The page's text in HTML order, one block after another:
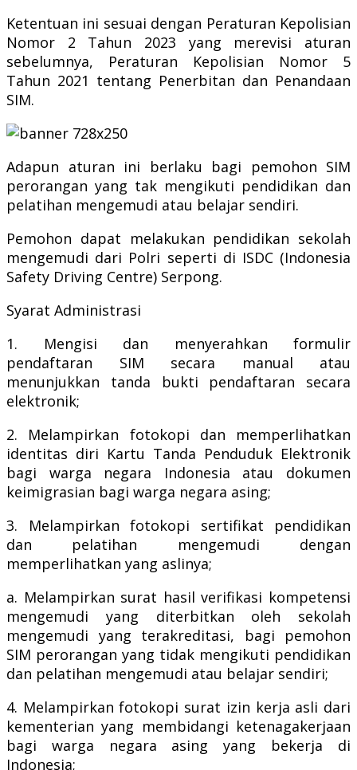
Ketentuan ini sesuai dengan Peraturan Kepolisian
Nomor 2 Tahun 2023 yang merevisi aturan
sebelumnya, Peraturan Kepolisian Nomor 5
Tahun 2021 tentang Penerbitan dan Penandaan
SIM.
Adapun aturan ini berlaku bagi pemohon SIM
perorangan yang tak mengikuti pendidikan dan
pelatihan mengemudi atau belajar sendiri.
Pemohon dapat melakukan pendidikan sekolah
mengemudi dari Polri seperti di ISDC (Indonesia
Safety Driving Centre) Serpong.
Syarat Administrasi
1. Mengisi dan menyerahkan formulir
pendaftaran SIM secara manual atau
menunjukkan tanda bukti pendaftaran secara
elektronik;
2. Melampirkan fotokopi dan memperlihatkan
identitas diri Kartu Tanda Penduduk Elektronik
bagi warga negara Indonesia atau dokumen
keimigrasian bagi warga negara asing;
3. Melampirkan fotokopi sertifikat pendidikan
dan pelatihan mengemudi dengan
memperlihatkan yang aslinya;
a. Melampirkan surat hasil verifikasi kompetensi
mengemudi yang diterbitkan oleh sekolah
mengemudi yang terakreditasi, bagi pemohon
SIM perorangan yang tidak mengikuti pendidikan
dan pelatihan mengemudi atau belajar sendiri;
4. Melampirkan fotokopi surat izin kerja asli dari
kementerian yang membidangi ketenagakerjaan
bagi warga negara asing yang bekerja di
Indonesia;